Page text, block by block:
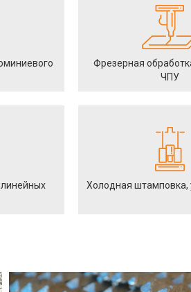
Фрезерная
ЧПУ
линейных
Холодная штамповка,